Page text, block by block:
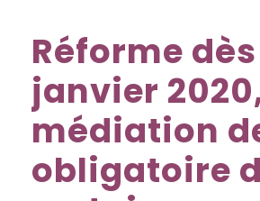
Réforme dès
janvier
médiation
obligatoire